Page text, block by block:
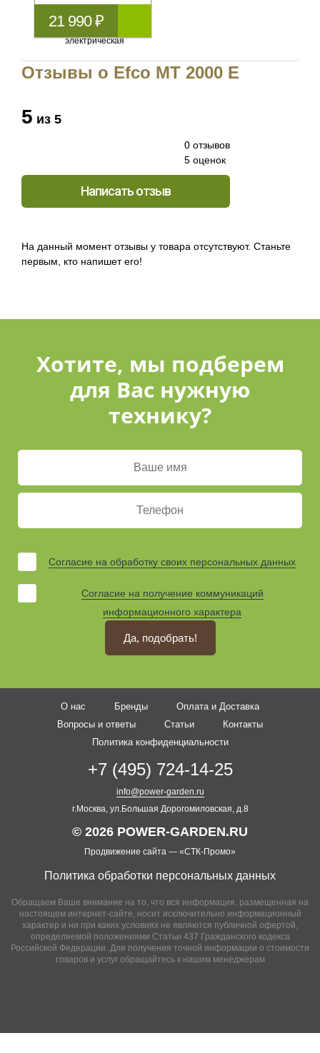
21 990 ₽
Отзывы о Efco MT 2000 E
5 из 5
0 отзывов
5 оценок
Написать отзыв
На данный момент отзывы у товара отсутствуют. Станьте
первым, кто напишет его!
Хотите, мы подберем
для Вас нужную
технику?
Согласие на обработку своих персональных данных
Согласие на получение коммуникаций
информационного характера
Да, подобрать!
О нас Бренды
Оплата и Доставка
Вопросы и ответы
Статьи
Контакты
Политика конфиденциальности
+7 (495) 724-14-25
info@power-garden.ru
г.Москва, ул.Большая Дорогомиловская, д.8
Обращаем Ваше внимание на то, что вся информация, размещенная на
настоящем интернет-сайте, носит исключительно информационный
характер и ни при каких условиях не являются публичной офертой,
определяемой положениями Статьи 437 Гражданского кодекса
Российской Федерации. Для получения точной информации о стоимости
товаров и услуг обращайтесь к нашим менеджерам
© 2026 POWER-GARDEN.RU
Продвижение сайта — «СТК-Промо»
Политика обработки персональных данных